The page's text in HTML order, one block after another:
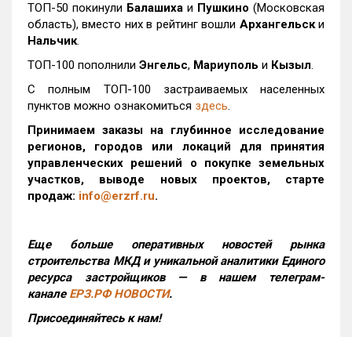
ТОП-50 покинули Балашиха и Пушкино (Московская
область), вместо них в рейтинг вошли Архангельски
Нальчик.
ТОП-100 пополнили Энгельс, Мариуполь и Кызыл.
С полным ТОП-100 застраиваемых населенных
пунктов можно ознакомиться здесь.
Принимаем заказы на глубинное исследование
регионов, городов или локаций для принятия
управленческих решений о покупке земельных
участков, выводе новых проектов, старте
продаж: info@erzrf.ru.
Еще больше оперативных новостей рынка
строительства МКД и уникальной аналитики Единого
ресурса застройщиков — в нашем телеграм-
канале ЕРЗ.РФ НОВОСТИ.
Присоединяйтесь к нам!